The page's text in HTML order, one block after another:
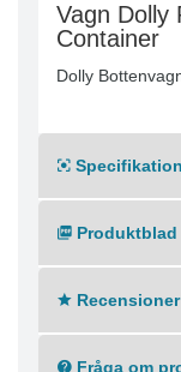
Vagn Dolly
Container
Dolly
Produktblad
Fråga om